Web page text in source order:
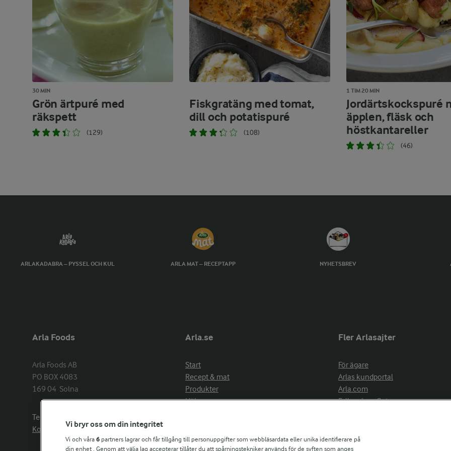
30 MIN
Grön ärtpuré med
räkspett
(129)
Fiskgratäng med tomat,
dill och potatispuré
(108)
1 TIM 20 MIN
Jordärtskockspuré
äpplen, fläsk och
höstkantareller
(46)
ARLAKADABRA – PYSSEL OCH KUL ARLA MAT – RECEPTAPP NYHETSBREV
Arla Foods
Arla Foods AB
PO BOX 4083
169 04  Solna
Telefon:
Kontakta oss
Arla.se
Start
Recept & mat
Produkter
Hälsa
Aktuellt
Fler Arlasajter
För ägare
Arlas kundportal
Arla.com
Falbygdens Ost
Vi bryr oss om din integritet
Vi och våra 6 partners lagrar och får tillgång till personuppgifter som webbläsardata eller unika identifierare på
din enhet . Genom att välja Jag accepterar tillåter du att spårningstekniker används för de syften som anges